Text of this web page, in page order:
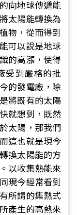
向地球傳遞能
太陽能轉換為
物，從而得到
可以說是地球
的高漲，使得
受到嚴格的批
的發電廠，除
將既有的太陽
就想到，既然
太陽，那我們
這也就是現今
換太陽能的方
以收集熱能來
現今經常看到
所謂的集熱式
產生的高熱來